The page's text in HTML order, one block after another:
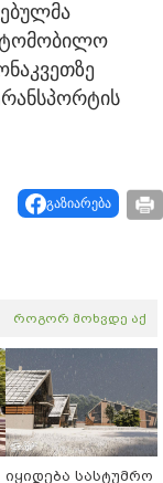
გაზიარება
როგორ მოხვდე აქ
იყიდება სასტუმრო